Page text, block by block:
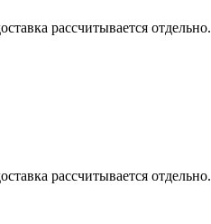
рассчитывается отдельно.
рассчитывается отдельно.